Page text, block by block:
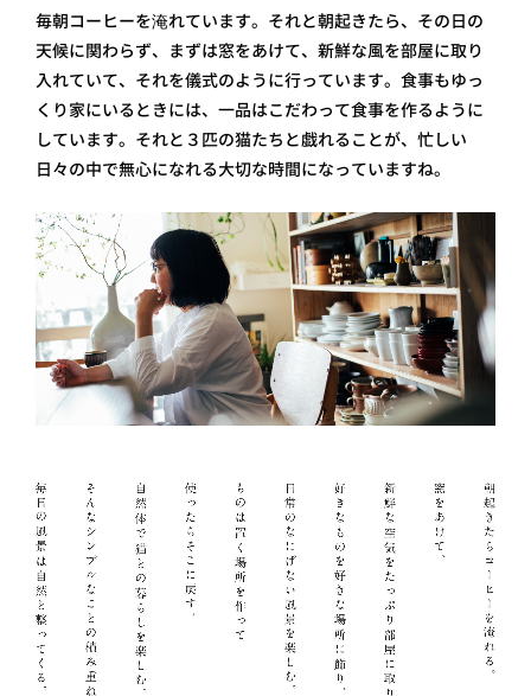
毎朝コーヒーを淹れています。それと朝起きたら、その日の
天候に関わらず、まずは窓をあけて、新鮮な風を部屋に取り
入れていて、それを儀式のように行っています。食事もゆっ
くり家にいるときには、一品はこだわって食事を作るように
しています。それと３匹の猫たちと戯れることが、忙しい
日々の中で無心になれる大切な時間になっていますね。